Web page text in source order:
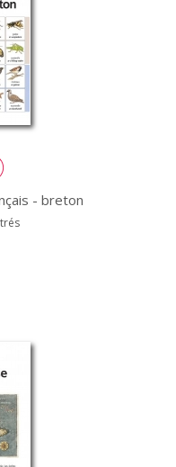
- breton